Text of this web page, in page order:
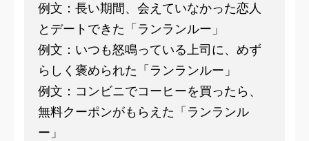
例文：長い期間、会えていなかった恋人
とデートできた「ランランルー」
例文：いつも怒鳴っている上司に、めず
らしく褒められた「ランランルー」
例文：コンビニでコーヒーを買ったら、
無料クーポンがもらえた「ランランル
ー」